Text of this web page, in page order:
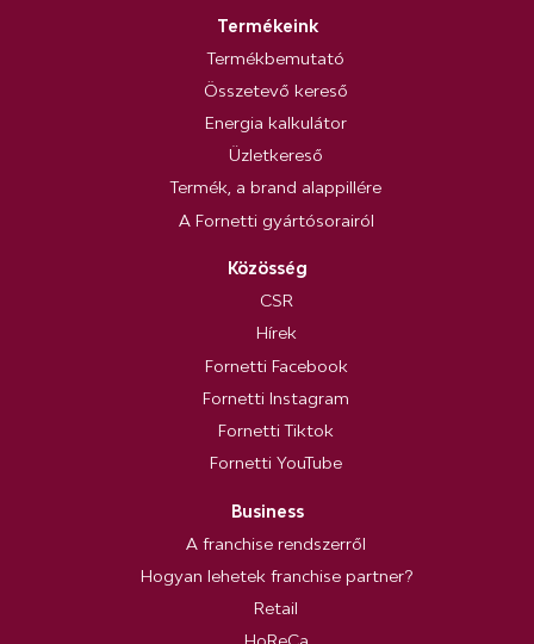
Termékeink
Termékbemutató
Összetevő kereső
Energia kalkulátor
Üzletkereső
Termék, a brand alappillére
A Fornetti gyártósorairól
Közösség
CSR
Hírek
Fornetti Facebook
Fornetti Instagram
Fornetti Tiktok
Fornetti YouTube
Business
A franchise rendszerről
Hogyan lehetek franchise partner?
Retail